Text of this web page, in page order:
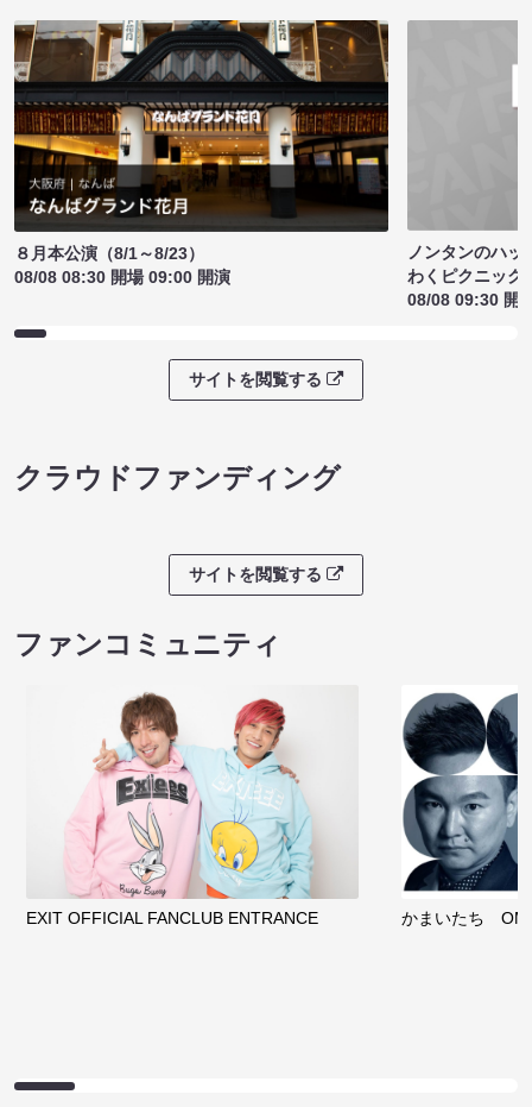
８月本公演（8/1～8/23）
08/08 08:30 開場 09:00 開演
ノンタンのハッ
わくピクニック
08/08 09:30 開
サイトを閲覧する
クラウドファンディング
サイトを閲覧する
ファンコミュニティ
EXIT OFFICIAL FANCLUB ENTRANCE かまいたち